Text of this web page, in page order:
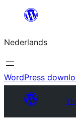
de
inhoud
Nederlands
WordPress